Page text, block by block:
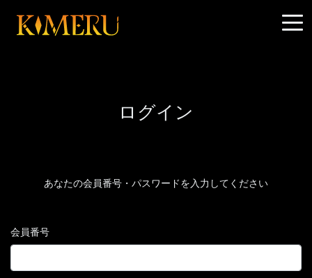
ログイン
あなたの会員番号・パスワードを入力してください
会員番号